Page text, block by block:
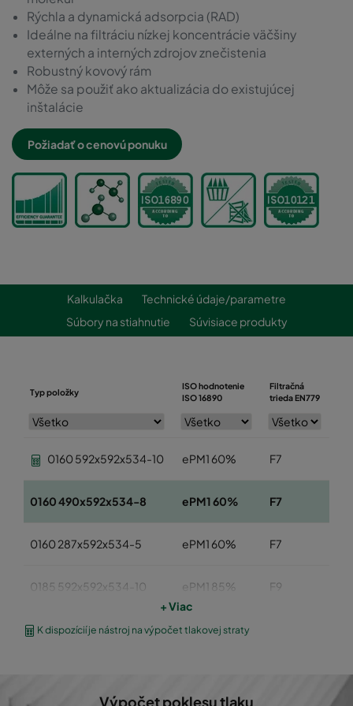
Rýchla a dynamická adsorpcia (RAD)
Ideálne na filtráciu nízkej koncentrácie väčšiny
externých a interných zdrojov znečistenia
Robustný kovový rám
Môže sa použiť ako aktualizácia do existujúcej
inštalácie
Požiadať o cenovú ponuku
Kalkulačka
Technické údaje/parametre
Súbory na stiahnutie
Súvisiace produkty
Typ položky
ISO hodnotenie
ISO 16890
Filtračná
trieda EN779
0160 592x592x534-10 ePM1 60% F7
0160 490x592x534-8 ePM1 60% F7
0160 287x592x534-5 ePM1 60% F7
0185 592x592x534-10 ePM1 85% F9
0185 490x592x534-8 ePM1 85%
+ Viac
K dispozícií je nástroj na výpočet tlakovej straty
Výpočet poklesu tlaku